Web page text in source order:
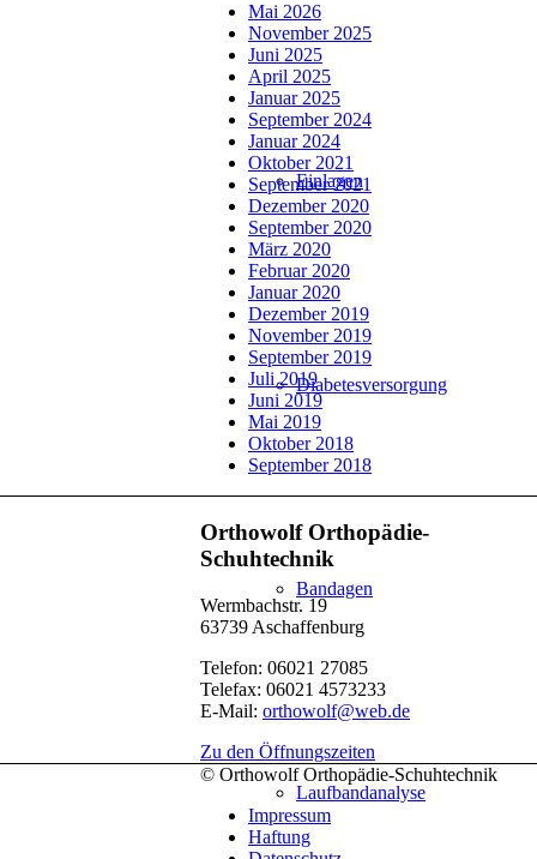
Einlagen
Diabetesversorgung
Bandagen
Laufbandanalyse
Mai 2026
November 2025
Juni 2025
April 2025
Januar 2025
September 2024
Januar 2024
Oktober 2021
September 2021
Dezember 2020
September 2020
März 2020
Februar 2020
Januar 2020
Dezember 2019
November 2019
September 2019
Juli 2019
Juni 2019
Mai 2019
Oktober 2018
September 2018
Orthowolf Orthopädie-
Schuhtechnik
Wermbachstr. 19
63739 Aschaffenburg
Telefon: 06021 27085
Telefax: 06021 4573233
E-Mail: orthowolf@web.de
Zu den Öffnungszeiten
© Orthowolf Orthopädie-Schuhtechnik
Impressum
Haftung